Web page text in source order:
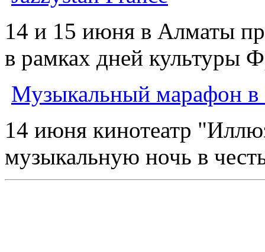
14 и 15 июня в Алматы
в рамках дней культуры
Музыкальный марафон
14 июня кинотеатр
музыкальную ночь в